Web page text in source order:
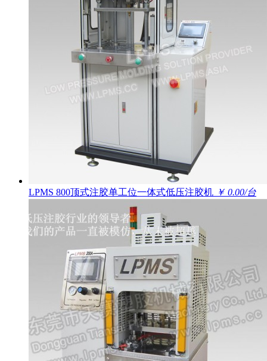
LPMS 800顶式注胶单工位一体式低压注胶机 ￥ 0.00/台